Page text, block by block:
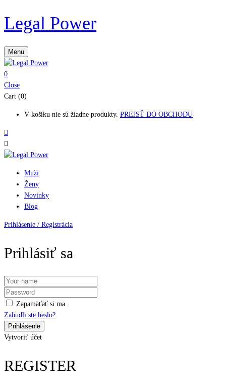
Legal Power
Menu
0
Close
Cart (0)
V košíku nie sú žiadne produkty. PREJSŤ DO OBCHODU
Muži
Ženy
Novinky
Blog
Prihlásenie / Registrácia
Prihlásiť sa
Zapamäťať si ma
Zabudli ste heslo?
Vytvoriť účet
REGISTER